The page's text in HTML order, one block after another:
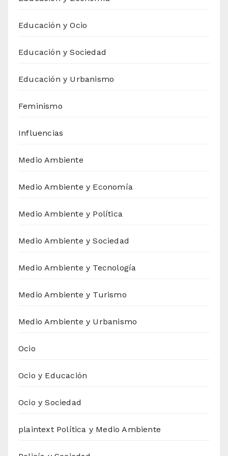
Educación y Ocio
Educación y Sociedad
Educación y Urbanismo
Feminismo
Influencias
Medio Ambiente
Medio Ambiente y Economía
Medio Ambiente y Política
Medio Ambiente y Sociedad
Medio Ambiente y Tecnología
Medio Ambiente y Turismo
Medio Ambiente y Urbanismo
Ocio
Ocio y Educación
Ocio y Sociedad
plaintext Política y Medio Ambiente